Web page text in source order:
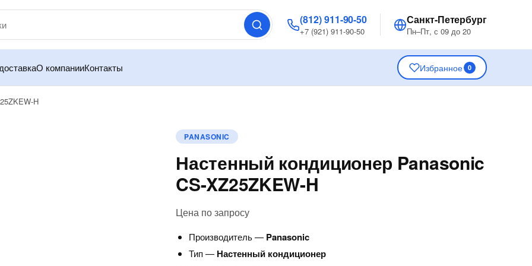
(812) 911-90-50
+7 (921) 911-90-50
Санкт-Петербург
Пн–Пт, с 09 до 20
О компанииКонтакты Избранное 0
H
PANASONIC
Настенный кондиционер Panasonic
CS-XZ25ZKEW-H
Цена по запросу
Производитель — Panasonic
Тип — Настенный кондиционер